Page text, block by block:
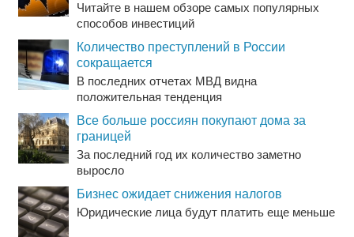
Читайте в нашем обзоре самых популярных
способов инвестиций
Количество преступлений в России
сокращается
В последних отчетах МВД видна
положительная тенденция
Все больше россиян покупают дома за
границей
За последний год их количество заметно
выросло
Бизнес ожидает снижения налогов
Юридические лица будут платить еще меньше